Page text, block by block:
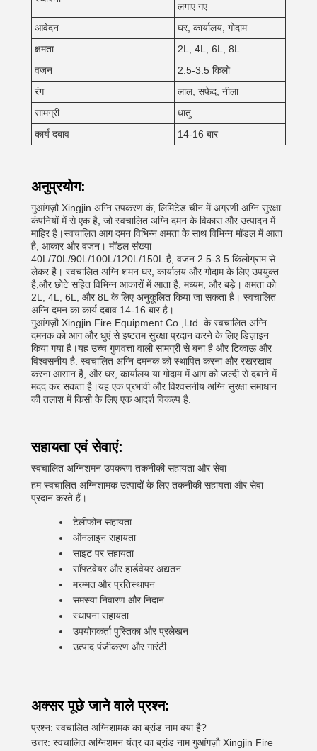
लगाए गए
आवेदन
घर, कार्यालय, गोदाम
क्षमता
2L, 4L, 6L, 8L
वजन
2.5-3.5 किलो
रंग
लाल, सफेद, नीला
सामग्री
धातु
कार्य दबाव
14-16 बार
अनुप्रयोग:
गुआंगज़ौ Xingjin अग्नि उपकरण कं, लिमिटेड चीन में अग्रणी अग्नि सुरक्षा
कंपनियों में से एक है, जो स्वचालित अग्नि दमन के विकास और उत्पादन में
माहिर है।स्वचालित आग दमन विभिन्न क्षमता के साथ विभिन्न मॉडल में आता
है, आकार और वजन। मॉडल संख्या
40L/70L/90L/100L/120L/150L है, वजन 2.5-3.5 किलोग्राम से
लेकर है। स्वचालित अग्नि शमन घर, कार्यालय और गोदाम के लिए उपयुक्त
है,और छोटे सहित विभिन्न आकारों में आता है, मध्यम, और बड़े। क्षमता को
2L, 4L, 6L, और 8L के लिए अनुकूलित किया जा सकता है। स्वचालित
अग्नि दमन का कार्य दबाव 14-16 बार है।
गुआंगज़ौ Xingjin Fire Equipment Co.,Ltd. के स्वचालित अग्नि
दमनक को आग और धुएं से इष्टतम सुरक्षा प्रदान करने के लिए डिज़ाइन
किया गया है।यह उच्च गुणवत्ता वाली सामग्री से बना है और टिकाऊ और
विश्वसनीय है. स्वचालित अग्नि दमनक को स्थापित करना और रखरखाव
करना आसान है, और घर, कार्यालय या गोदाम में आग को जल्दी से दबाने में
मदद कर सकता है।यह एक प्रभावी और विश्वसनीय अग्नि सुरक्षा समाधान
की तलाश में किसी के लिए एक आदर्श विकल्प है.
सहायता एवं सेवाएं:
स्वचालित अग्निशमन उपकरण तकनीकी सहायता और सेवा
हम स्वचालित अग्निशामक उत्पादों के लिए तकनीकी सहायता और सेवा
प्रदान करते हैं।
टेलीफोन सहायता
ऑनलाइन सहायता
साइट पर सहायता
सॉफ्टवेयर और हार्डवेयर अद्यतन
मरम्मत और प्रतिस्थापन
समस्या निवारण और निदान
स्थापना सहायता
उपयोगकर्ता पुस्तिका और प्रलेखन
उत्पाद पंजीकरण और गारंटी
अक्सर पूछे जाने वाले प्रश्न:
प्रश्न: स्वचालित अग्निशामक का ब्रांड नाम क्या है?
उत्तर: स्वचालित अग्निशमन यंत्र का ब्रांड नाम गुआंगज़ौ Xingjin Fire